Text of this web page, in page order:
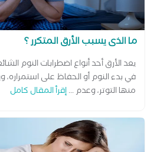
ما الذى يسبب الأرق المتكرر ؟
يعد الأرق أحد أنواع اضطرابات النوم
في بدء النوم أو الحفاظ على استمراره،
منها التوتر، وعدم ...إقرأ المقال كامل